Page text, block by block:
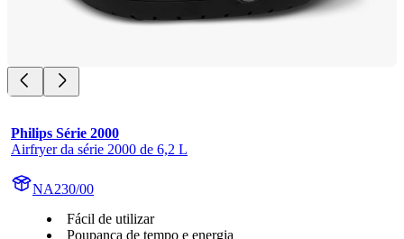
Philips Série 2000
Airfryer da série 2000 de 6,2 L
NA230/00
Fácil de utilizar
Poupança de tempo e energia